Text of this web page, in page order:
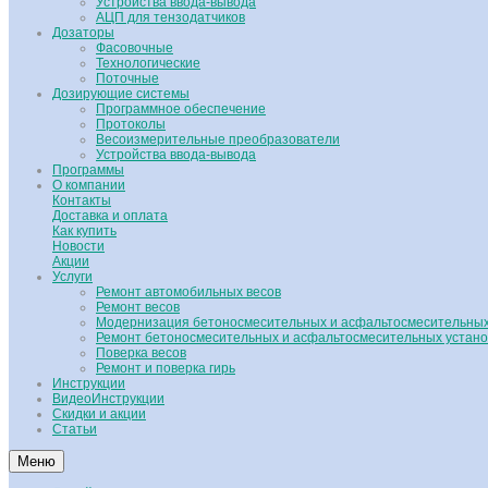
АЦП для тензодатчиков
Дозаторы
Фасовочные
Технологические
Поточные
Дозирующие системы
Программное обеспечение
Протоколы
Весоизмерительные преобразователи
Устройства ввода-вывода
Программы
О компании
Контакты
Доставка и оплата
Как купить
Новости
Акции
Услуги
Ремонт автомобильных весов
Ремонт весов
Модернизация бетоносмесительных и
Ремонт бетоносмесительных и асфальтосмесительных
Поверка весов
Ремонт и поверка гирь
Инструкции
ВидеоИнструкции
Скидки и акции
Статьи
Меню